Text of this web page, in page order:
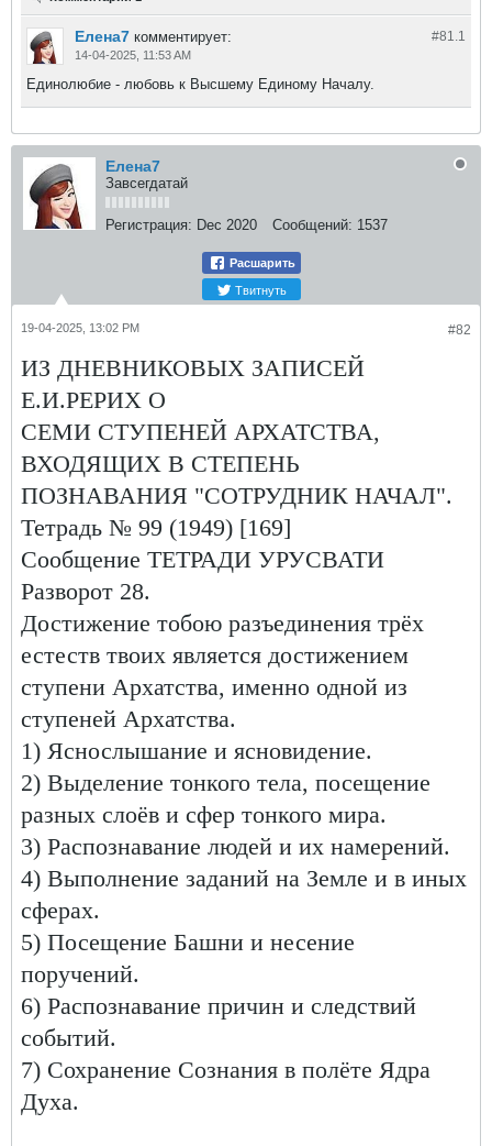
#81.1
Елена7 комментирует:
14-04-2025, 11:53 AM
Единолюбие - любовь к Высшему Единому Началу.
Елена7
Завсегдатай
Регистрация: Dec 2020 Сообщений: 1537
Расшарить
Твитнуть
#82
19-04-2025, 13:02 PM
ИЗ ДНЕВНИКОВЫХ ЗАПИСЕЙ
Е.И.РЕРИХ О
СЕМИ СТУПЕНЕЙ АРХАТСТВА,
ВХОДЯЩИХ В СТЕПЕНЬ
ПОЗНАВАНИЯ "СОТРУДНИК НАЧАЛ".
Тетрадь № 99 (1949) [169]
Сообщение ТЕТРАДИ УРУСВАТИ
Разворот 28.
Достижение тобою разъединения трёх
естеств твоих является достижением
ступени Архатства, именно одной из
ступеней Архатства.
1) Яснослышание и ясновидение.
2) Выделение тонкого тела, посещение
разных слоёв и сфер тонкого мира.
3) Распознавание людей и их намерений.
4) Выполнение заданий на Земле и в иных
сферах.
5) Посещение Башни и несение
поручений.
6) Распознавание причин и следствий
событий.
7) Сохранение Сознания в полёте Ядра
Духа.